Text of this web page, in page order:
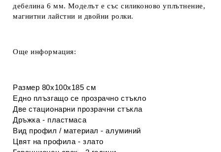
дебелина 6 мм. Моделът е със силиконово уплътнение,
магнитни лайстни и двойни ролки.
Още информация:
Размер 80х100х185 см
Едно плъзгащо се прозрачно стъкло
Две стационарни прозрачни стъкла
Дръжка - пластмаса
Вид профил / материал - алуминий
Цвят на профила - злато